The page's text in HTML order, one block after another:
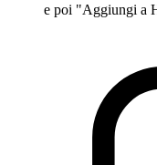
e poi "Aggiungi a